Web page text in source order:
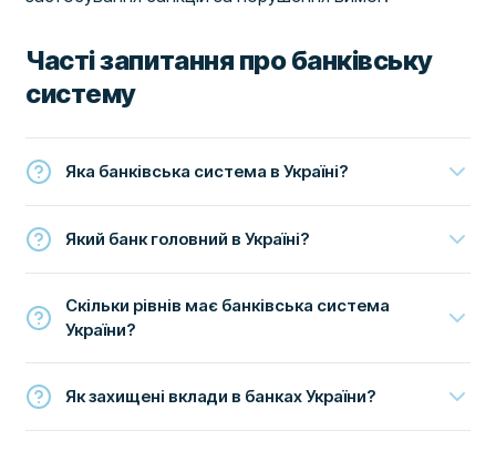
Часті запитання про банківську
систему
Яка банківська система в Україні?
Який банк головний в Україні?
Скільки рівнів має банківська система
України?
Як захищені вклади в банках України?